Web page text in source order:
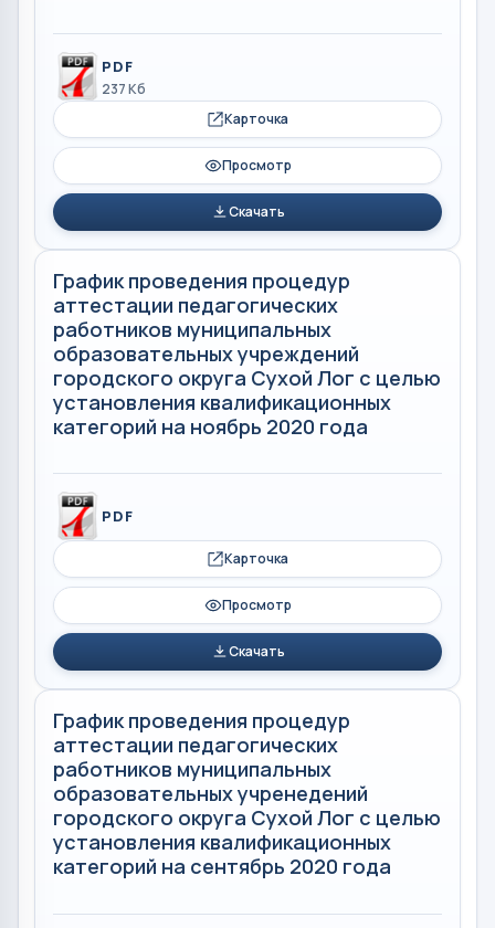
PDF
237 Кб
Карточка
Просмотр
Скачать
График проведения процедур
аттестации педагогических
работников муниципальных
образовательных учреждений
городского округа Сухой Лог с целью
установления квалификационных
категорий на ноябрь 2020 года
PDF
Карточка
Просмотр
Скачать
График проведения процедур
аттестации педагогических
работников муниципальных
образовательных учренедений
городского округа Сухой Лог с целью
установления квалификационных
категорий на сентябрь 2020 года